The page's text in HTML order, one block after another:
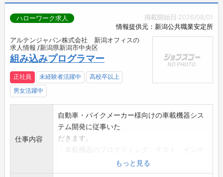
掲載開始日:2026/08/01
情報提供元：新潟公共職業安定所
ハローワーク求人
アルテンジャパン株式会社 新潟オフィスの
求人情報 /新潟県新潟市中央区
組み込みプログラマー
正社員 未経験者活躍中
高校卒以上
男女活躍中
仕事内容
自動車・バイクメーカー様向けの車載機器シス
テム開発に従事いた
だきます。
・その他付随する業務
もっと見る